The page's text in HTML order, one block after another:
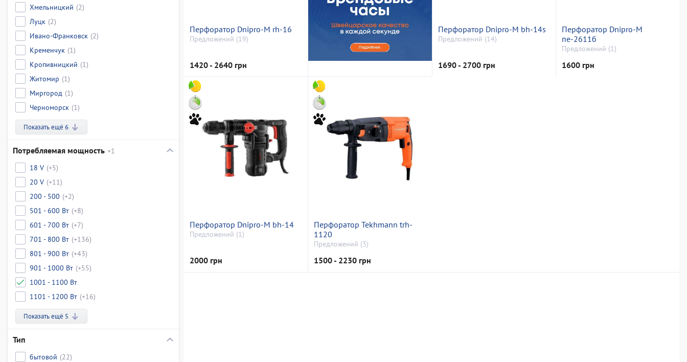
Хмельницкий (2)
Луцк (2)
Ивано-Франковск (2)
Кременчук (1)
Кропивницкий (1)
Житомир (1)
Миргород (1)
Черноморск (1)
Показать ещё 6
Потребляемая мощность +1
18 V (+5)
20 V (+11)
200 - 500 (+2)
501 - 600 Вт (+8)
601 - 700 Вт (+7)
701 - 800 Вт (+136)
801 - 900 Вт (+43)
901 - 1000 Вт (+55)
1001 - 1100 Вт
1101 - 1200 Вт (+16)
Показать ещё 5
Тип
бытовой (22)
Перфоратор Dnipro-M rh-16
Предложений (19)
1420 - 2640 грн
Перфоратор Dnipro-M bh-14s
Предложений (14)
1690 - 2700 грн
Перфоратор Dnipro-M
пе-2611б
Предложений (1)
1600 грн
Перфоратор Dnipro-M bh-14
Предложений (1)
2000 грн
Перфоратор Tekhmann trh-
1120
Предложений (3)
1500 - 2230 грн